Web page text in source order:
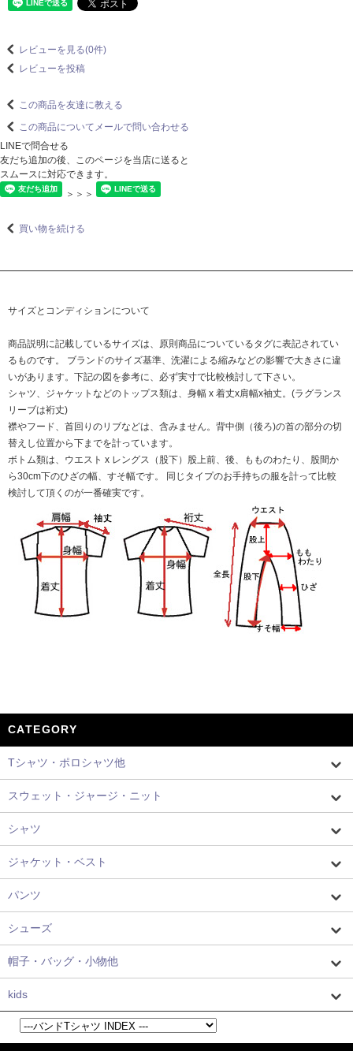
レビューを見る(0件)
レビューを投稿
この商品を友達に教える
この商品についてメールで問い合わせる
LINEで問合せる
友だち追加の後、このページを当店に送ると
スムースに対応できます。
＞＞＞
買い物を続ける
サイズとコンディションについて
商品説明に記載しているサイズは、原則商品についているタグに表記されてい
るものです。 ブランドのサイズ基準、洗濯による縮みなどの影響で大きさに違
いがあります。下記の図を参考に、必ず実寸で比較検討して下さい。
シャツ、ジャケットなどのトップス類は、身幅 x 着丈x肩幅x袖丈。(ラグランス
リーブは裄丈)
襟やフード、首回りのリブなどは、含みません。背中側（後ろ)の首の部分の切
替えし位置から下までを計っています。
ボトム類は、ウエスト x レングス（股下）股上前、後、もものわたり、股間か
ら30cm下のひざの幅、すそ幅です。 同じタイプのお手持ちの服を計って比較
検討して頂くのが一番確実です。
CATEGORY
Tシャツ・ポロシャツ他
スウェット・ジャージ・ニット
シャツ
ジャケット・ベスト
パンツ
シューズ
帽子・バッグ・小物他
kids